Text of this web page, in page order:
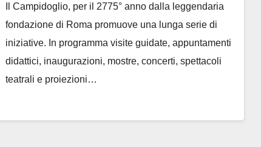
Il Campidoglio, per il 2775° anno dalla leggendaria
fondazione di Roma promuove una lunga serie di
iniziative. In programma visite guidate, appuntamenti
didattici, inaugurazioni, mostre, concerti, spettacoli
teatrali e proiezioni…